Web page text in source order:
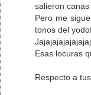
salieron canas
Pero me
tonos del
Esas locuras
Respecto a